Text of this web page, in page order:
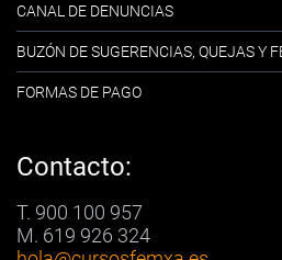
CANAL DE DENUNCIAS
BUZÓN DE SUGERENCIAS, QUEJAS Y
FORMAS DE PAGO
Contacto:
T. 900 100 957
M. 619 926 324